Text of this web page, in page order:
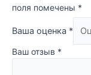
поля помечены *
Ваша оценка *
Ваш отзыв *